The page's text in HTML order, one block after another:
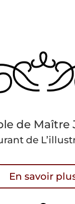
de Maître
de
En savoir